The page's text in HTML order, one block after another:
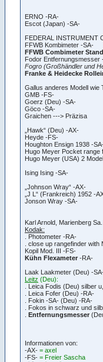
ERNO -RA-
Escot (Japan) -SA-
FEDERAL INSTRUMENT
FFWB Kombimeter -SA-
FFWB Combimeter
Fodor Entfernungsmesser
Fogro (Großhändler und
Franke & Heidecke
Gallus anderes Modell wie
GMB -FS-
Goerz (Deu) -SA-
Göco -SA-
Graichen ---> Präzisa
„Hawk“ (Deu) -AX-
Heyde -FS-
Houghton Ensign 1938 -
Hugo Meyer Pocket range
Hugo Meyer (USA) 2
Ising Ising -SA-
„Johnson Wray“ -AX-
„J L“ (Frankreich) 1952 -
Jonson Wray -SA-
Karl Arnold, Marienberg
Kodak:
. Photometer -RA-
. close up rangefinder
Kopil Mod. III -FS-
Kühn Flexameter -RA-
Laak Laakmeter (Deu) -
Leitz (Deu):
. Leica Fodis (Deu) silber
. Leica Fofer (Deu) -RA-
. Fokin -SA- (Deu) -RA-
. Fokos in schwarz und
Entfernungsmesser
Informationen von:
-AX- = axel
-FS- = Freier Sascha